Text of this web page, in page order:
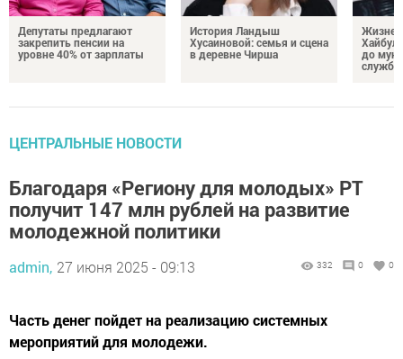
Депутаты предлагают
закрепить пенсии на
уровне 40% от зарплаты
История Ландыш
Хусаиновой: семья и сцена
в деревне Чирша
до
службы
ЦЕНТРАЛЬНЫЕ НОВОСТИ
Благодаря «Региону для молодых» РТ
получит 147 млн рублей на развитие
молодежной политики
admin, 27 июня 2025 - 09:13 332 0 0
Часть денег пойдет на реализацию системных
мероприятий для молодежи.